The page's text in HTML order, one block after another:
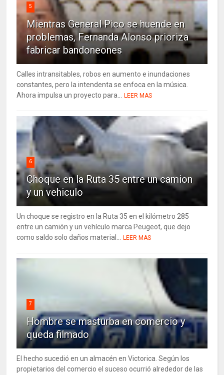
5
Mientras General Pico se huende en
problemas, Fernanda Alonso prioriza
fabricar bandoneones
Calles intransitables, robos en aumento e inundaciones
constantes, pero la intendenta se enfoca en la música.
Ahora impulsa un proyecto para...
LEER MAS
6
Choque en la Ruta 35 entre un camion
y un vehiculo
Un choque se registro en la Ruta 35 en el kilómetro 285
entre un camión y un vehículo marca Peugeot, que dejo
como saldo solo daños material...
LEER MAS
7
Hombre se masturba en comercio y
queda filmado
El hecho sucedió en un almacén en Victorica. Según los
propietarios del comercio el suceso ocurrió alrededor de las